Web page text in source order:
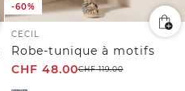
-60%
CECIL
Robe-tunique à motifs
CHF 48.00CHF119.00